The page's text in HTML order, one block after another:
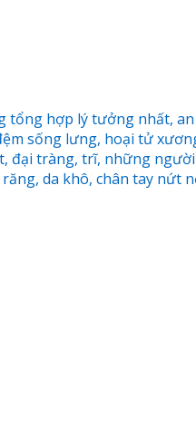
tổng hợp lý tưởng nhất,
sống lưng, hoại tử
đại tràng, trĩ, những
da khô, chân tay nứt